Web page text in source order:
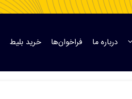
درباره ما فراخوان‌ها خرید بلیط